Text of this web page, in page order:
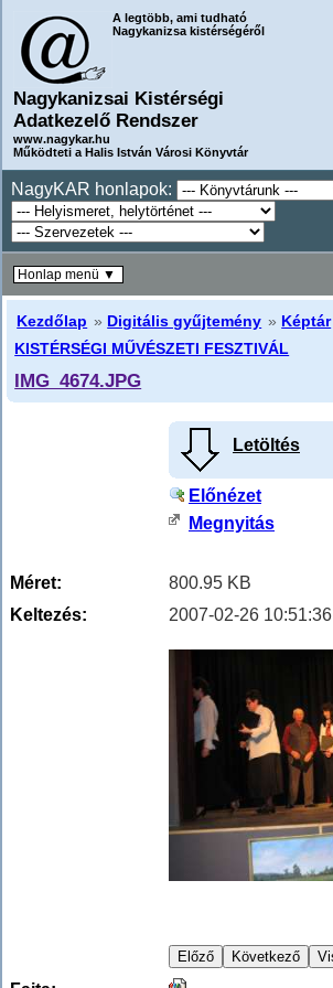
A legtöbb, ami tudható
Nagykanizsa kistérségéről
Nagykanizsai Kistérségi
Adatkezelő Rendszer
www.nagykar.hu
Működteti a Halis István Városi Könyvtár
NagyKAR honlapok:
Kezdőlap » Digitális gyűjtemény » Képtár
KISTÉRSÉGI MŰVÉSZETI FESZTIVÁL
IMG_4674.JPG
Letöltés
Előnézet
Megnyitás
Méret:
800.95 KB
Keltezés:
2007-02-26 10:51:36
Honlap menü ▼